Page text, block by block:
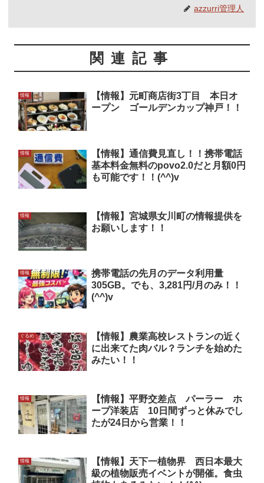
azzurri管理人
関連記事
情報
【情報】元町商店街3丁目 本日オ
ープン ゴールデンカップ神戸！！
情報
【情報】通信費見直し！！携帯電話
基本料金無料のpovo2.0だと月額0円
も可能です！！(^^)v
情報
【情報】宮城県女川町の情報提供を
お願いします！！
情報
携帯電話の先月のデータ利用量
305GB。でも、3,281円/月のみ！！
(^^)v
ぐるめ
【情報】農業高校レストランの近く
に出来てた肉バル？ランチを始めた
みたい！！
情報
【情報】平野交差点 パーラー ホ
ープ洋装店 10日間ずっと休みでし
たが24日から営業！！
情報
【情報】天下一植物界 西日本最大
級の植物販売イベントが開催。食虫